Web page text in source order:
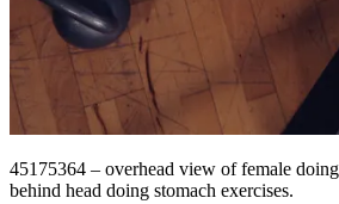
45175364 – overhead view of female
behind head doing stomach exercises.